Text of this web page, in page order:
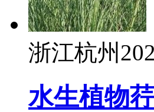
浙江杭州
水生植物